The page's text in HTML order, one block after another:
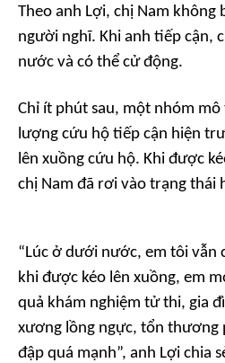
Theo anh Lợi, chị Nam
người nghĩ. Khi anh tiếp cận,
nước và có thể cử động.
Chỉ ít phút sau, một nhóm
lượng cứu hộ tiếp cận hiện
lên xuồng cứu hộ. Khi được
chị Nam đã rơi vào trạng thái
“Lúc ở dưới nước, em tôi vẫn
khi được kéo lên xuồng, em
quả khám nghiệm tử thi, gia
xương lồng ngực, tổn thương
đập quá mạnh”, anh Lợi chia